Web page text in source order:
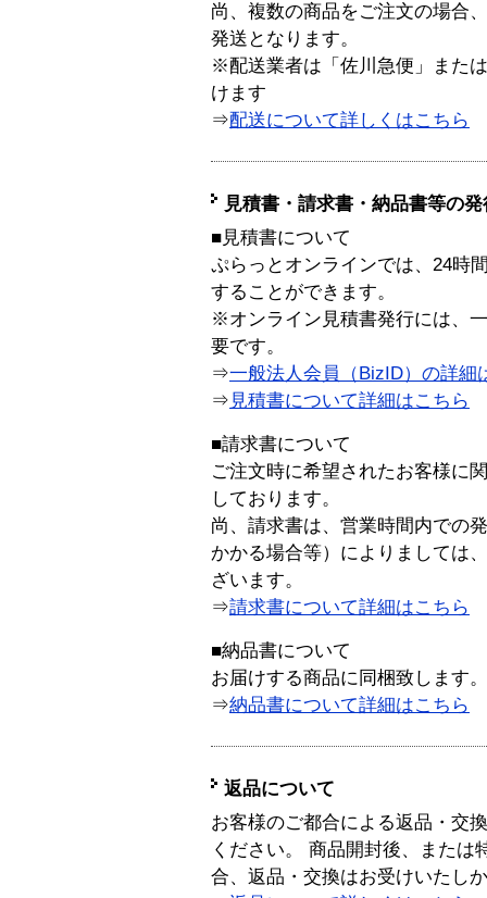
尚、複数の商品をご注文の場合
発送となります。
※配送業者は「佐川急便」また
けます
⇒配送について詳しくはこちら
見積書・請求書・納品書等の
■見積書について
ぷらっとオンラインでは、24時
することができます。
※オンライン見積書発行には、
要です。
⇒一般法人会員（BizID）の詳細
⇒ 見積書について詳細はこちら
■請求書について
ご注文時に希望されたお客様に
しております。
尚、請求書は、営業時間内での
かかる場合等）によりましては
ざいます。
⇒請求書について詳細はこちら
■納品書について
お届けする商品に同梱致します。
⇒納品書について詳細はこちら
返品について
お客様のご都合による返品・交
ください。 商品開封後、または
合、返品・交換はお受けいたし